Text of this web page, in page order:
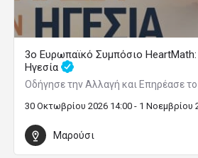
3ο Ευρωπαϊκό Συμπόσιο
Ηγεσία
Οδήγησε την Αλλαγή και Επηρέασε
30 Οκτωβρίου 2026 14:00 - 1 Νοεμβρίου
Μαρούσι